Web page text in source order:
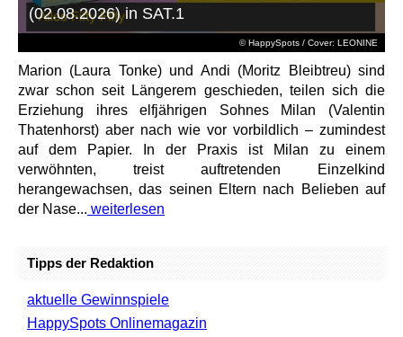
© HappySpots / Cover: LEONINE
(02.08.2026) in SAT.1
Marion (Laura Tonke) und Andi (Moritz Bleibtreu) sind
zwar schon seit Längerem geschieden, teilen sich die
Erziehung ihres elfjährigen Sohnes Milan (Valentin
Thatenhorst) aber nach wie vor vorbildlich – zumindest
auf dem Papier. In der Praxis ist Milan zu einem
verwöhnten, treist auftretenden Einzelkind
herangewachsen, das seinen Eltern nach Belieben auf
der Nase... weiterlesen
Tipps der Redaktion
aktuelle Gewinnspiele
HappySpots Onlinemagazin